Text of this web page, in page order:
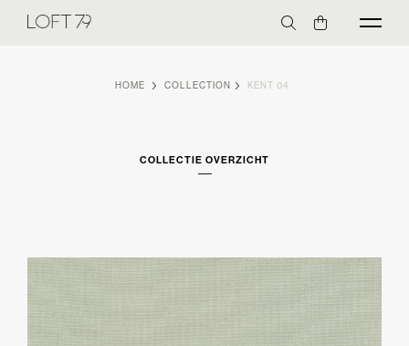
HOME COLLECTION KENT 04
COLLECTIE OVERZICHT